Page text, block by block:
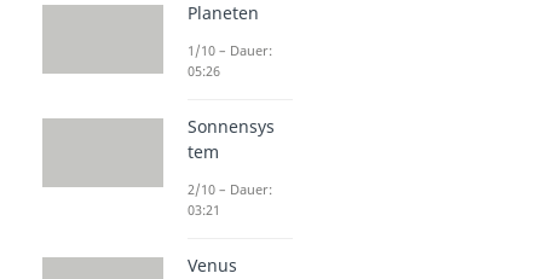
Planeten
1/10 – Dauer:
05:26
Sonnensys
tem
2/10 – Dauer:
03:21
Venus